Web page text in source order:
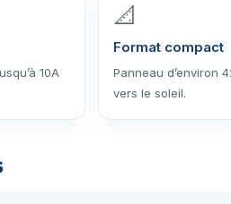
10A
📐
Format compact
Panneau d’environ
vers le soleil.